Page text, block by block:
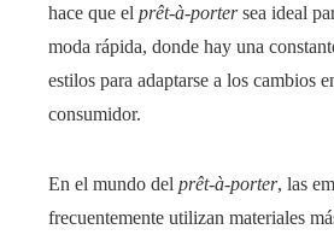
hace que el prêt-à-portersea ideal
moda rápida, donde hay una
estilos para adaptarse a los cambios
consumidor.
En el mundo del prêt-à-porter, las
frecuentemente utilizan materiales